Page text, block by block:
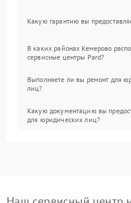
Какую гарантию вы
В каких районах Кемерово
сервисные центры Pard?
Выполняете ли вы ремонт для
лиц?
Какую документацию вы
для юридических лиц?